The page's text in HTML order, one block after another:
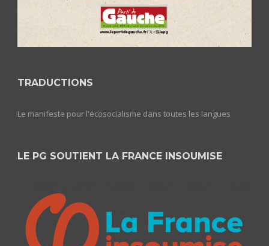
TRADUCTIONS
Le manifeste pour l'écosocialisme dans toutes les langues
LE PG SOUTIENT LA FRANCE INSOUMISE